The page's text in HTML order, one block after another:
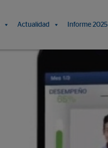
Actualidad Informe 2025